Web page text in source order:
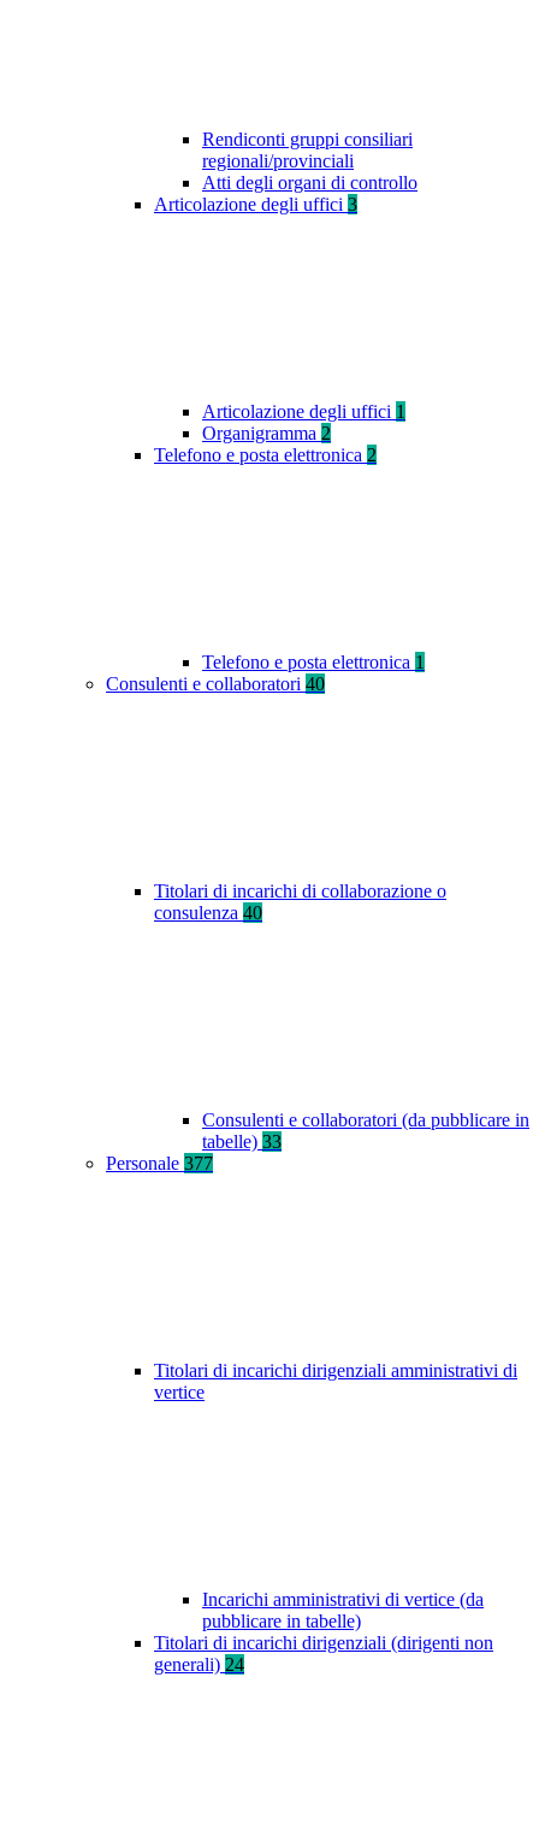
Rendiconti gruppi consiliari
regionali/provinciali
Atti degli organi di controllo
Articolazione degli uffici 3
Articolazione degli uffici 1
Organigramma 2
Telefono e posta elettronica 2
Telefono e posta elettronica 1
Consulenti e collaboratori 40
Titolari di incarichi di collaborazione o
consulenza 40
Consulenti e collaboratori (da pubblicare in
tabelle) 33
Personale 377
Titolari di incarichi dirigenziali amministrativi di
vertice
Incarichi amministrativi di vertice (da
pubblicare in tabelle)
Titolari di incarichi dirigenziali (dirigenti non
generali) 24